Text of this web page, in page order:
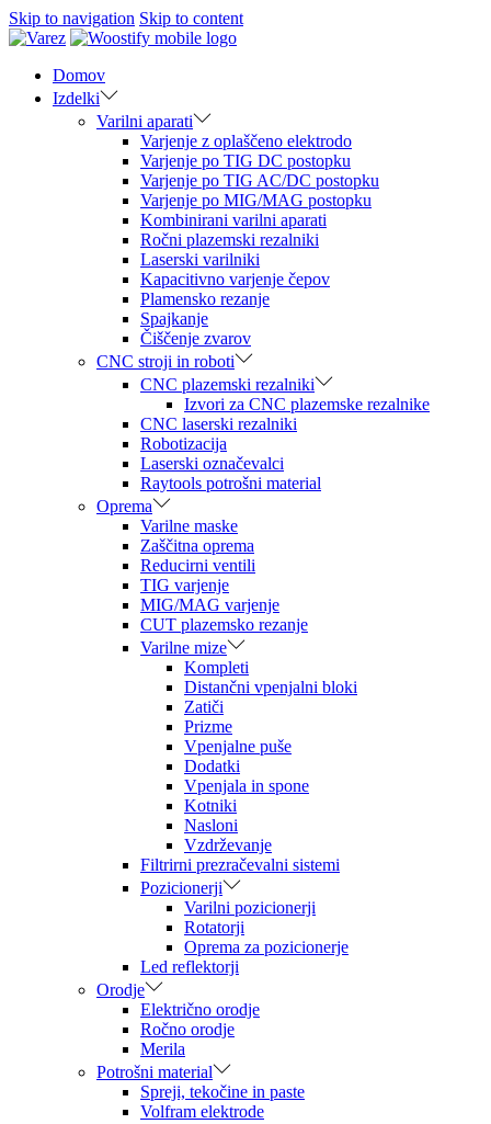
Skip to navigation Skip to content
Domov
Izdelki
Varilni aparati
Varjenje z oplaščeno elektrodo
Varjenje po TIG DC postopku
Varjenje po TIG AC/DC postopku
Varjenje po MIG/MAG postopku
Kombinirani varilni aparati
Ročni plazemski rezalniki
Laserski varilniki
Kapacitivno varjenje čepov
Plamensko rezanje
Spajkanje
Čiščenje zvarov
CNC stroji in roboti
CNC plazemski rezalniki
Izvori za CNC plazemske rezalnike
CNC laserski rezalniki
Robotizacija
Laserski označevalci
Raytools potrošni material
Oprema
Varilne maske
Zaščitna oprema
Reducirni ventili
TIG varjenje
MIG/MAG varjenje
CUT plazemsko rezanje
Varilne mize
Kompleti
Distančni vpenjalni bloki
Zatiči
Prizme
Vpenjalne puše
Dodatki
Vpenjala in spone
Kotniki
Nasloni
Vzdrževanje
Filtrirni prezračevalni sistemi
Pozicionerji
Varilni pozicionerji
Rotatorji
Oprema za pozicionerje
Led reflektorji
Orodje
Električno orodje
Ročno orodje
Merila
Potrošni material
Spreji, tekočine in paste
Volfram elektrode